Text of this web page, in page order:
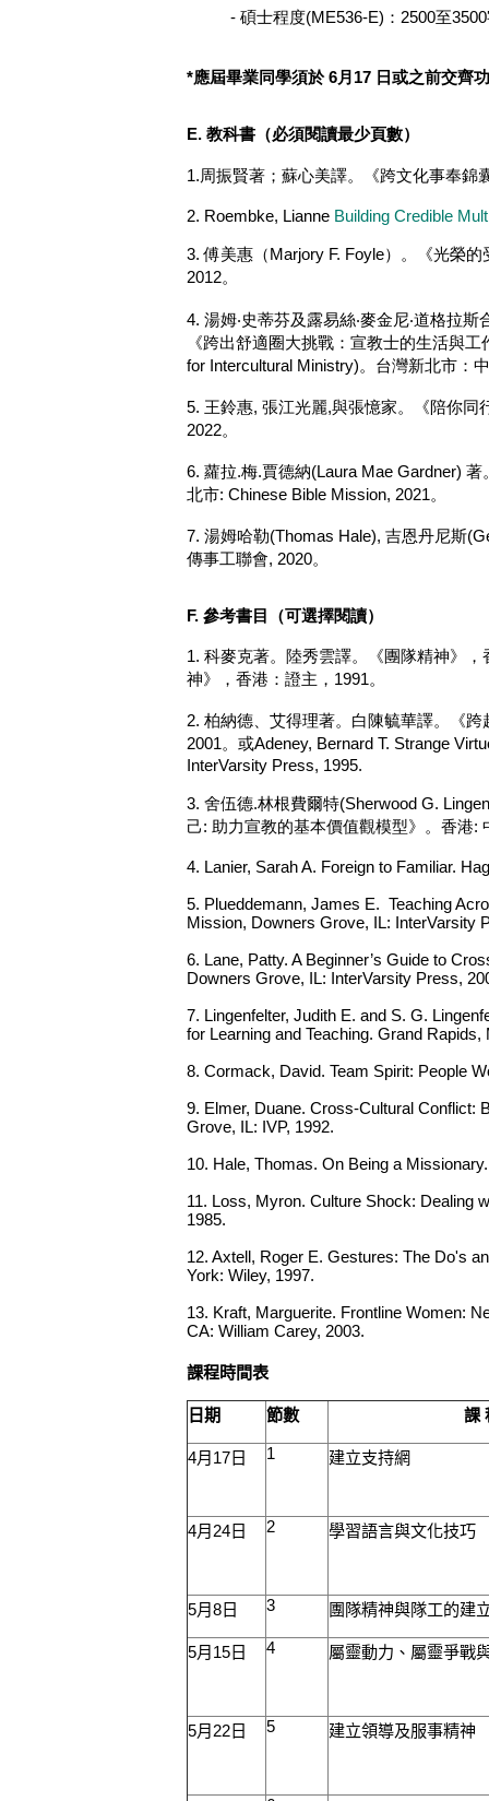
- 碩士程度(ME536-E)： 2500至
*應屆畢業同學須於 6月17 日或之前交齊
E.教科書 （必須閱讀最少頁數）
1.周振賢著；蘇心美譯。《跨文化事奉錦
2. Roembke, Lianne Building Credible
3. 傅美惠（Marjory F. Foyle）。《光榮
2012。
4. 湯姆‧史蒂芬及露易絲‧麥金尼‧道格拉
《跨出舒適圈大挑戰：宣教士的生活與
for Intercultural Ministry)。台灣新北市：
5. 王鈴惠, 張江光麗,與張憶家。《陪你
2022。
6. 蘿拉.梅.賈德納(Laura Mae Gardner)
北市: Chinese Bible Mission, 2021。
7. 湯姆哈勒(Thomas Hale), 吉恩丹尼斯
傳事工聯會, 2020。
F. 參考書目（可選擇閱讀）
1. 科麥克著。陸秀雲譯。《團隊精神》
神》，香港：證主，1991。
2. 柏納德、艾得理著。白陳毓華譯。《
2001。或Adeney, Bernard T. Strange
InterVarsity Press, 1995.
3. 舍伍德.林根費爾特(Sherwood G.
己: 助力宣教的基本價值觀模型》。香港:
4. Lanier, Sarah A. Foreign to Familiar.
5. Plueddemann, James E. Teaching
Mission, Downers Grove, IL: InterVarsity
6. Lane, Patty. A Beginner’s Guide to
Downers Grove, IL: InterVarsity Press,
7. Lingenfelter, Judith E. and S. G.
for Learning and Teaching. Grand
8. Cormack, David. Team Spirit: People
9. Elmer, Duane. Cross-Cultural Conflict:
Grove, IL: IVP, 1992.
10. Hale, Thomas. On Being a
11. Loss, Myron. Culture Shock: Dealing
1985.
12. Axtell, Roger E. Gestures: The Do's
York: Wiley, 1997.
13. Kraft, Marguerite. Frontline Women:
CA: William Carey, 2003.
課程時間表
日期 節數 課
4月 17日 1 建立支持網
4月 24日 2 學習語言與文化技巧
5月8日 3 團隊精神與隊工的建
5月 15日 4 屬靈動力、屬靈爭戰
5月 22日 5 建立領導及服事精神